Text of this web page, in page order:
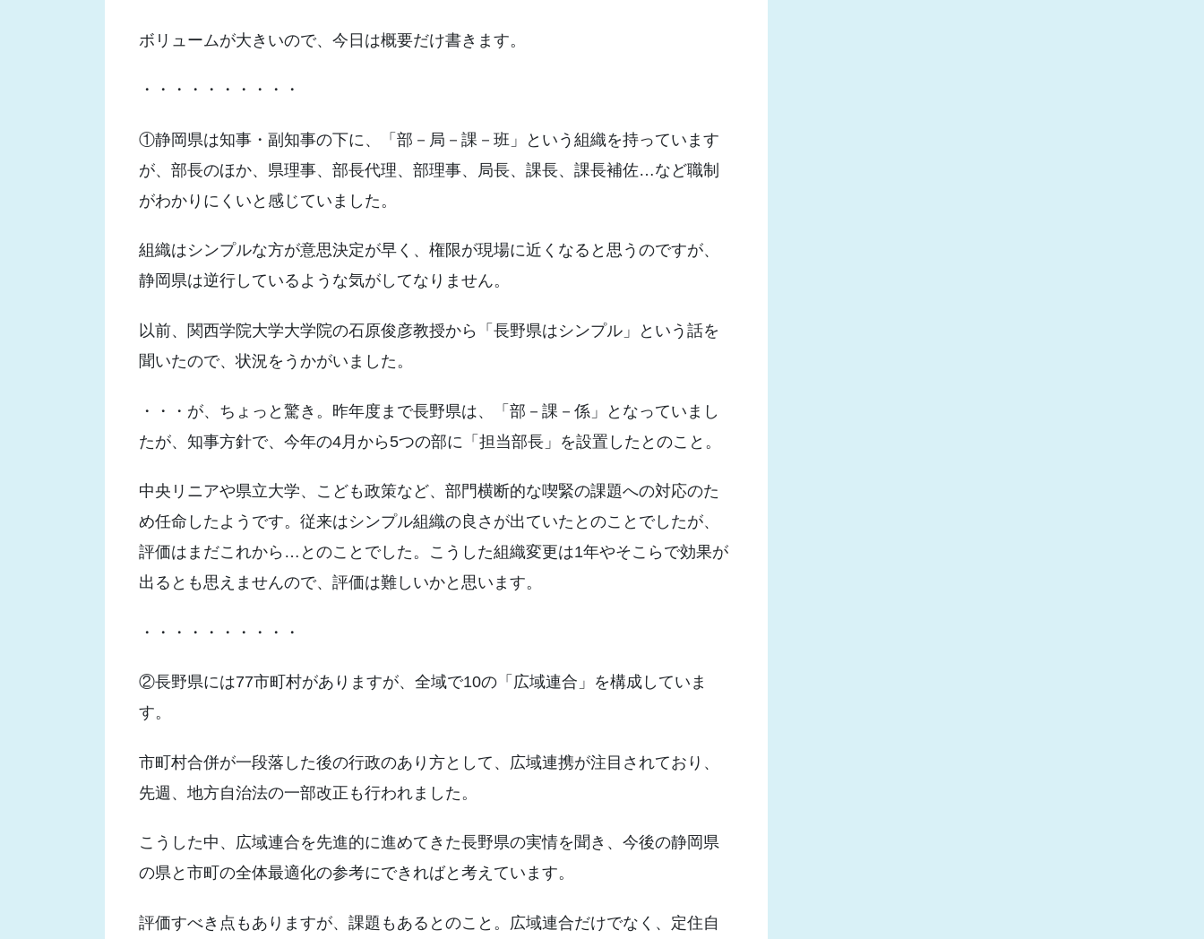
ボリュームが大きいので、今日は概要だけ書きます。
・・・・・・・・・・
①静岡県は知事・副知事の下に、「部－局－課－班」という組織を持っています
が、部長のほか、県理事、部長代理、部理事、局長、課長、課長補佐…など職制
がわかりにくいと感じていました。
組織はシンプルな方が意思決定が早く、権限が現場に近くなると思うのですが、
静岡県は逆行しているような気がしてなりません。
以前、関西学院大学大学院の石原俊彦教授から「長野県はシンプル」という話を
聞いたので、状況をうかがいました。
・・・が、ちょっと驚き。昨年度まで長野県は、「部－課－係」となっていまし
たが、知事方針で、今年の4月から5つの部に「担当部長」を設置したとのこと。
中央リニアや県立大学、こども政策など、部門横断的な喫緊の課題への対応のた
め任命したようです。従来はシンプル組織の良さが出ていたとのことでしたが、
評価はまだこれから…とのことでした。こうした組織変更は1年やそこらで効果が
出るとも思えませんので、評価は難しいかと思います。
・・・・・・・・・・
②長野県には77市町村がありますが、全域で10の「広域連合」を構成していま
す。
市町村合併が一段落した後の行政のあり方として、広域連携が注目されており、
先週、地方自治法の一部改正も行われました。
こうした中、広域連合を先進的に進めてきた長野県の実情を聞き、今後の静岡県
の県と市町の全体最適化の参考にできればと考えています。
評価すべき点もありますが、課題もあるとのこと。広域連合だけでなく、定住自